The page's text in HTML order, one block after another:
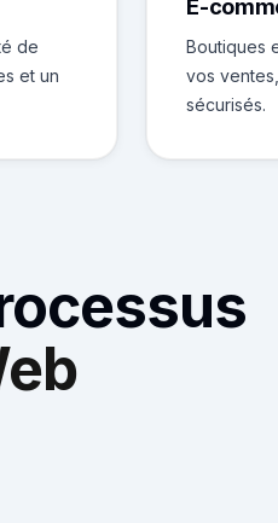
de
et un
E-
Boutiques
vos
sécurisés.